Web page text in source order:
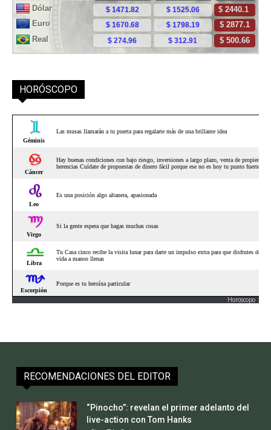
HORÓSCOPO
Horoscopo
RECOMENDACIONES DEL EDITOR
“Pinocho”: revelan el primer adelanto del
live-action con Tom Hanks